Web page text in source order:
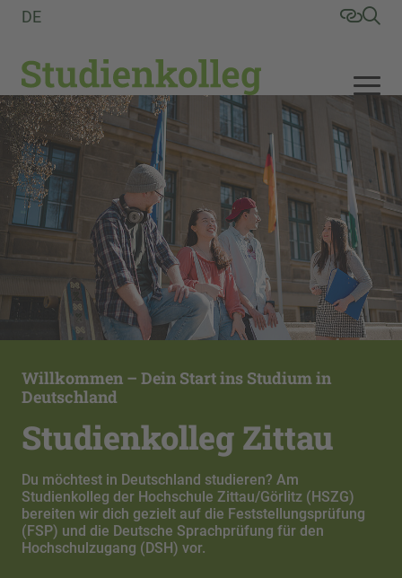
DE
Willkommen – Dein Start ins Studium in
Deutschland
Studienkolleg Zittau
Du möchtest in Deutschland studieren? Am
Studienkolleg der Hochschule Zittau/Görlitz (HSZG)
bereiten wir dich gezielt auf die Feststellungsprüfung
(FSP) und die Deutsche Sprachprüfung für den
Hochschulzugang (DSH) vor.